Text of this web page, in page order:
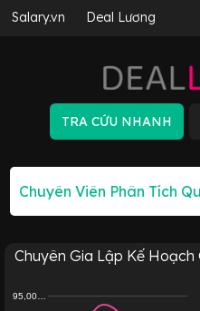
Salary.vn Deal Lương
Chuyên Gia Lập Kế Hoạch
95,00…